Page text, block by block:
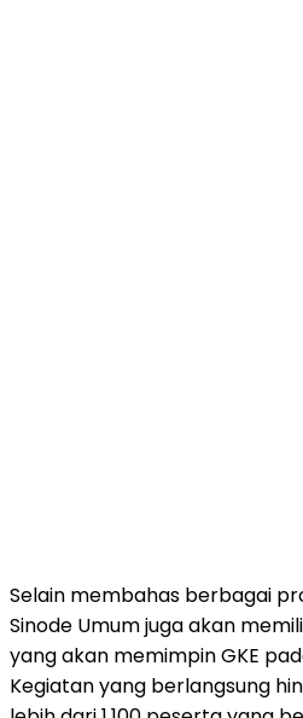
Selain membahas berbagai
Sinode Umum juga akan
yang akan memimpin GKE
Kegiatan yang berlangsung